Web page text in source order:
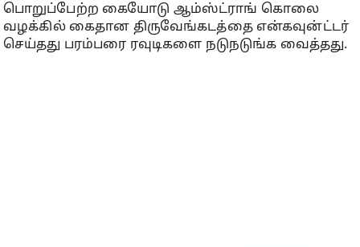
பொறுப்பேற்ற கையோடு ஆம்ஸ்ட்ராங் கொலை
வழக்கில் கைதான திருவேங்கடத்தை என்கவுன்ட்டர்
செய்தது பரம்பரை ரவுடிகளை நடுநடுங்க வைத்தது.